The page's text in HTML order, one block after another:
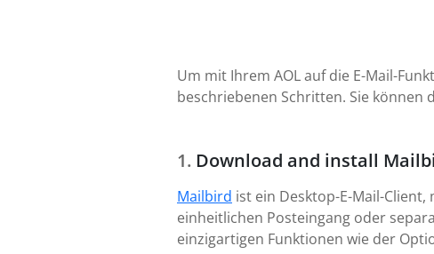
Um mit Ihrem AOL auf die E-Mail-
beschriebenen Schritten. Sie
Download and install
Mailbird ist ein Desktop-E-Mail-
einheitlichen Posteingang oder
einzigartigen Funktionen wie der